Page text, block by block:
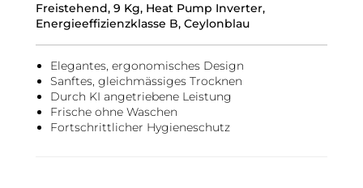
Freistehend, 9 Kg, Heat Pump Inverter,
Energieeffizienzklasse B, Ceylonblau
Elegantes, ergonomisches Design
Sanftes, gleichmässiges Trocknen
Durch KI angetriebene Leistung
Frische ohne Waschen
Fortschrittlicher Hygieneschutz